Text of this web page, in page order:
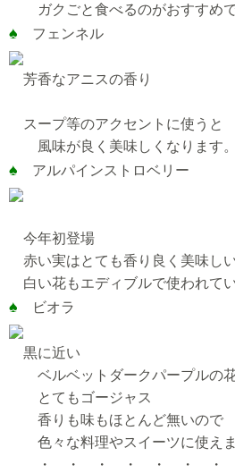
ガクごと食べるのがおすすめで
♠ フェンネル
芳香なアニスの香り
スープ等のアクセントに使うと
風味が良く美味しくなります。
♠ アルパインストロベリー
今年初登場
赤い実はとても香り良く美味し
白い花もエディブルで使われてい
♠ ビオラ
黒に近い
ベルベットダークパープルの
とてもゴージャス
香りも味もほとんど無いので
色々な料理やスイーツに使えま
・ ・ ・ ・ ・ ・ ・